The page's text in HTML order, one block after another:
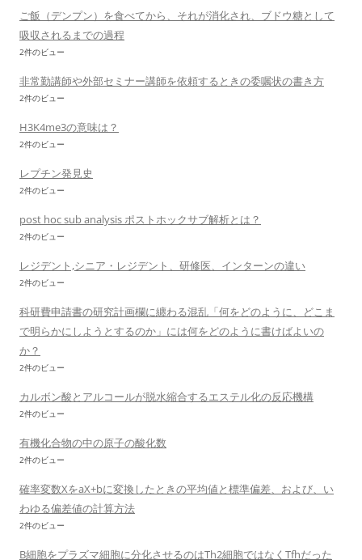
ご飯（デンプン）を食べてから、それが消化され、ブドウ糖として
吸収されるまでの過程
2件のビュー
非常勤講師や外部セミナー講師を依頼するときの委嘱状の書き方
2件のビュー
H3K4me3の意味は？
2件のビュー
レプチン発見史
2件のビュー
post hoc sub analysis ポストホックサブ解析とは？
2件のビュー
レジデント,シニア・レジデント、研修医、インターンの違い
2件のビュー
科研費申請書の研究計画欄に纏わる混乱「何をどのように、どこま
で明らかにしようとするのか」には何をどのように書けばよいの
か？
2件のビュー
カルボン酸とアルコールが脱水縮合するエステル化の反応機構
2件のビュー
有機化合物の中の原子の酸化数
2件のビュー
確率変数XをaX+bに変換したときの平均値と標準偏差、および、い
わゆる偏差値の計算方法
2件のビュー
B細胞をプラズマ細胞に分化させるのはTh2細胞ではなくTfhだった